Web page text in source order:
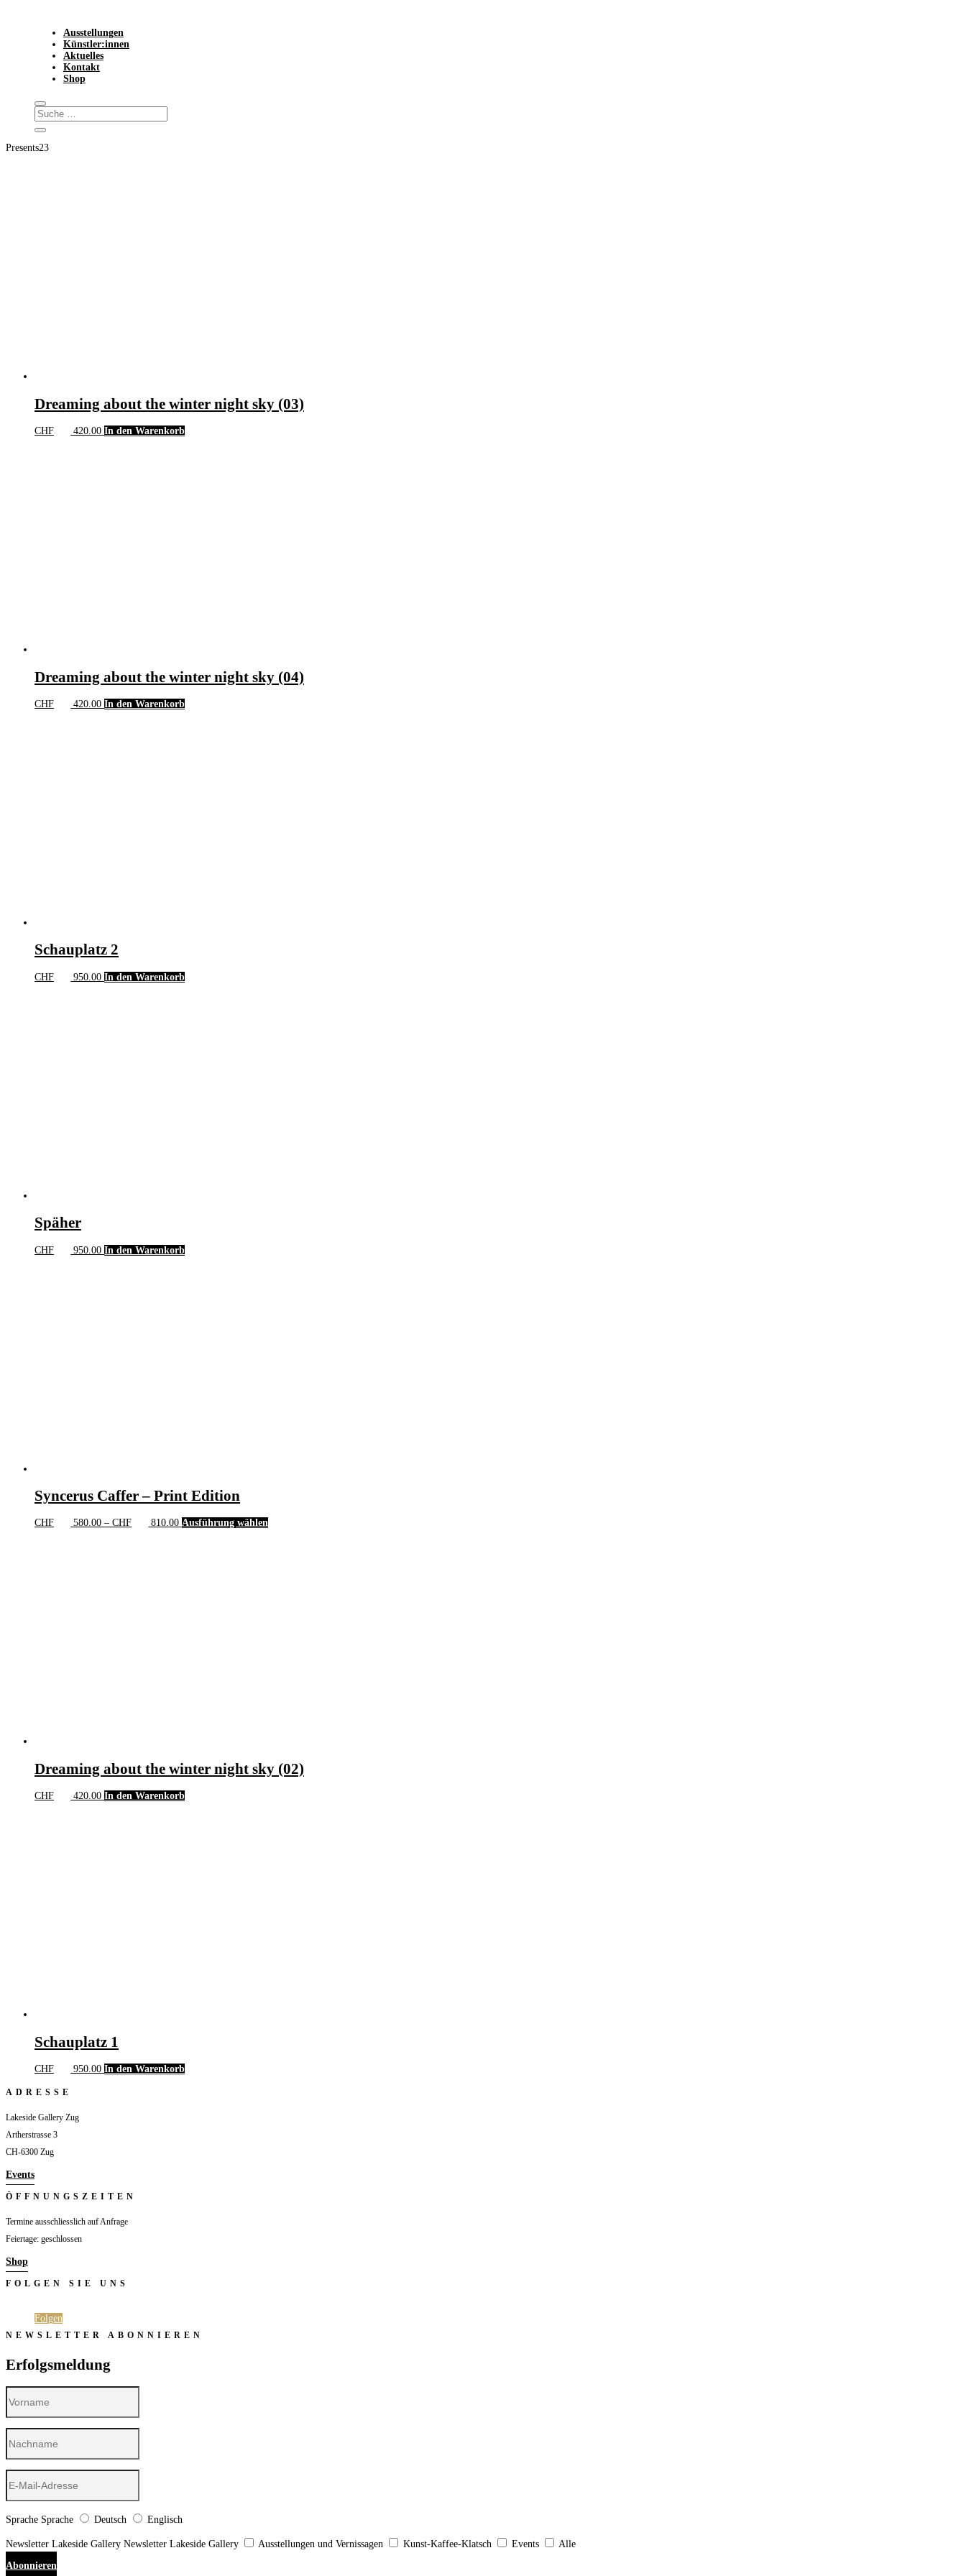
Ausstellungen
Künstler:innen
Aktuelles
Kontakt
Shop
Presents23
Dreaming about the winter night sky (03)
CHF 420.00 In den Warenkorb
Dreaming about the winter night sky (04)
CHF 420.00 In den Warenkorb
Schauplatz 2
CHF 950.00 In den Warenkorb
Späher
CHF 950.00 In den Warenkorb
Syncerus Caffer – Print Edition
CHF 580.00 –CHF 810.00Preisspanne:
Ausführung wählen
Dreaming about the winter night sky (02)
CHF 420.00 In den Warenkorb
Schauplatz 1
CHF 950.00 In den Warenkorb
ADRESSE
Lakeside Gallery Zug
Artherstrasse 3
CH-6300 Zug
Events
ÖFFNUNGSZEITEN
Termine ausschliesslich auf Anfrage
Feiertage: geschlossen
Shop
FOLGEN SIE UNS
Folgen
NEWSLETTER ABONNIEREN
Erfolgsmeldung
Sprache Sprache Deutsch Englisch
Newsletter Lakeside Gallery Newsletter Lakeside Gallery Ausstellungen und Vernissagen Kunst-Kaffee-Klatsch Events
Alle
Abonnieren